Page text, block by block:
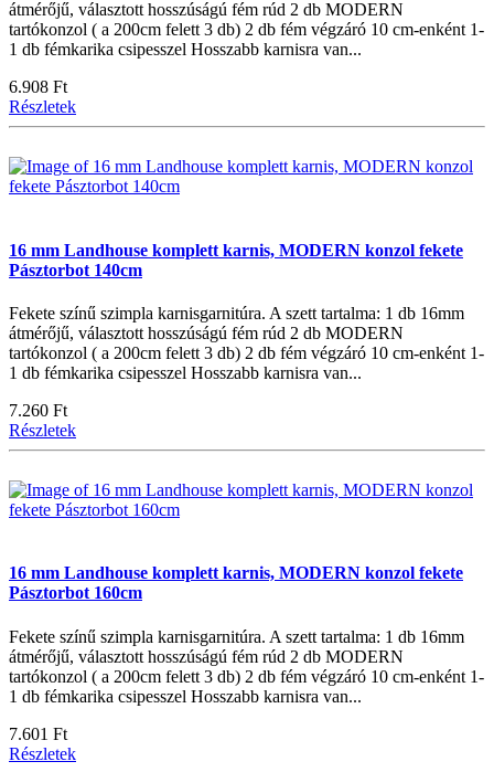
átmérőjű, választott hosszúságú fém rúd 2 db MODERN
tartókonzol ( a 200cm felett 3 db) 2 db fém végzáró 10 cm-enként 1-
1 db fémkarika csipesszel Hosszabb karnisra van...
6.908 Ft
Részletek
16 mm Landhouse komplett karnis, MODERN konzol fekete
Pásztorbot 140cm
Fekete színű szimpla karnisgarnitúra. A szett tartalma: 1 db 16mm
átmérőjű, választott hosszúságú fém rúd 2 db MODERN
tartókonzol ( a 200cm felett 3 db) 2 db fém végzáró 10 cm-enként 1-
1 db fémkarika csipesszel Hosszabb karnisra van...
7.260 Ft
Részletek
16 mm Landhouse komplett karnis, MODERN konzol fekete
Pásztorbot 160cm
Fekete színű szimpla karnisgarnitúra. A szett tartalma: 1 db 16mm
átmérőjű, választott hosszúságú fém rúd 2 db MODERN
tartókonzol ( a 200cm felett 3 db) 2 db fém végzáró 10 cm-enként 1-
1 db fémkarika csipesszel Hosszabb karnisra van...
7.601 Ft
Részletek